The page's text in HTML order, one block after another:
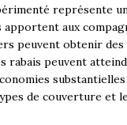
représente
aux
peuvent obtenir
rabais peuvent
de couverture et